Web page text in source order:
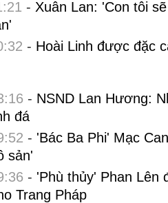
- Xuân Lan: 'Con tôi
- Hoài Linh được đặc
- NSND Lan Hương:
đá
- 'Bác Ba Phi' Mạc
sản'
- 'Phù thủy' Phan Lên
Trang Pháp